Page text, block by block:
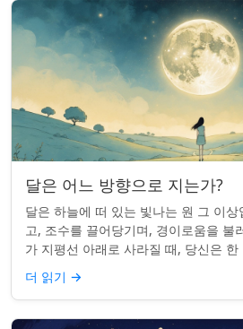
달은 어느 방향으로 지는가?
달은 하늘에 떠 있는 빛나는 원 그 이
고, 조수를 끌어당기며, 경이로움을 불
가 지평선 아래로 사라질 때, 당신은
이 있나요: 그곳은 어디일까? ...
더 읽기 →